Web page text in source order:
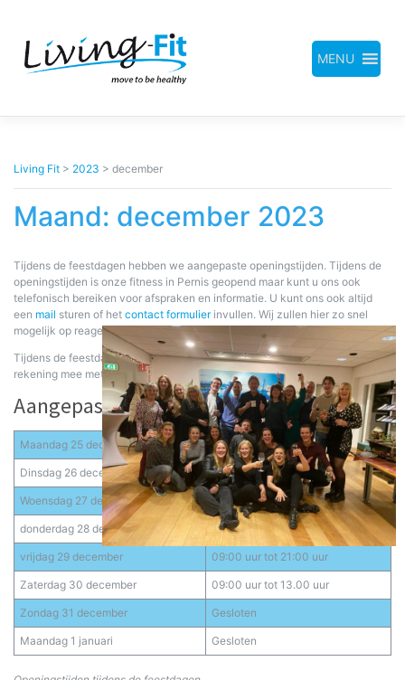
inhoud
MENU
Living Fit > 2023 > december
Maand: december 2023
Tijdens de feestdagen hebben we aangepaste openingstijden. Tijdens de
openingstijden is onze fitness in Pernis geopend maar kunt u ons ook
telefonisch bereiken voor afspraken en informatie. U kunt ons ook altijd
een mail sturen of het contact formulierinvullen. Wij zullen hier zo snel
mogelijk op reageren.
Tijdens de feestdagen werken er minder fysiotherapeuten, houdt hier
rekening mee met het maken van uw afspraak.
Aangepaste openingstijden
Maandag 25 december Gesloten
Dinsdag 26 december Gesloten
Woensdag 27 december 09:30 uur tot 21:00 uur
donderdag 28 december 08:00 uur tot 21:00 uur
vrijdag 29 december 09:00 uur tot 21:00 uur
Zaterdag 30 december 09:00 uur tot 13.00 uur
Zondag 31 december Gesloten
Maandag 1 januari Gesloten